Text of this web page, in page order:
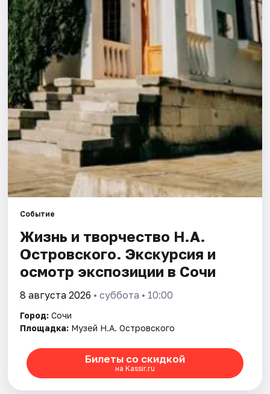
Города
Площадки
Артисты
Рейтинги
Событие
Жизнь и творчество Н.А.
Островского. Экскурсия и
осмотр экспозиции в Сочи
8 августа 2026 • суббота • 10:00
Город: Сочи
Площадка: Музей Н.А. Островского
Билеты со скидкой
на Kassir.ru